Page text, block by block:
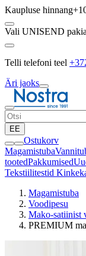
Kaupluse hinnang
Vali UNISEND
Telli telefoni teel
Äri jaoks
EE
Ostukorv
Magamistuba
tootedPakkumised
Tekstiilitestid
Magamistuba
Voodipesu
Mako-satiinist
PREMIUM